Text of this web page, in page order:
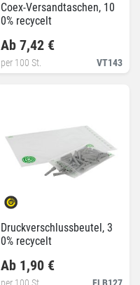
Coex-Versandtaschen, 10
0% recycelt
VT143
Ab 7,42 €
per 100 St.
Druckverschlussbeutel, 3
0% recycelt
Ab 1,90 €